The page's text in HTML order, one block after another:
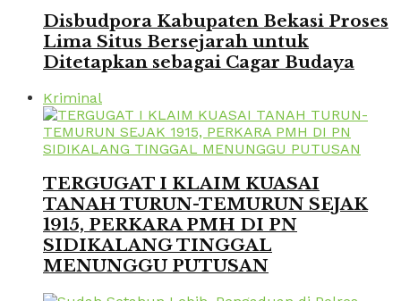
Disbudpora Kabupaten Bekasi Proses
Lima Situs Bersejarah untuk
Ditetapkan sebagai Cagar Budaya
Kriminal
TERGUGAT I KLAIM KUASAI
TANAH TURUN-TEMURUN SEJAK
1915, PERKARA PMH DI PN
SIDIKALANG TINGGAL
MENUNGGU PUTUSAN